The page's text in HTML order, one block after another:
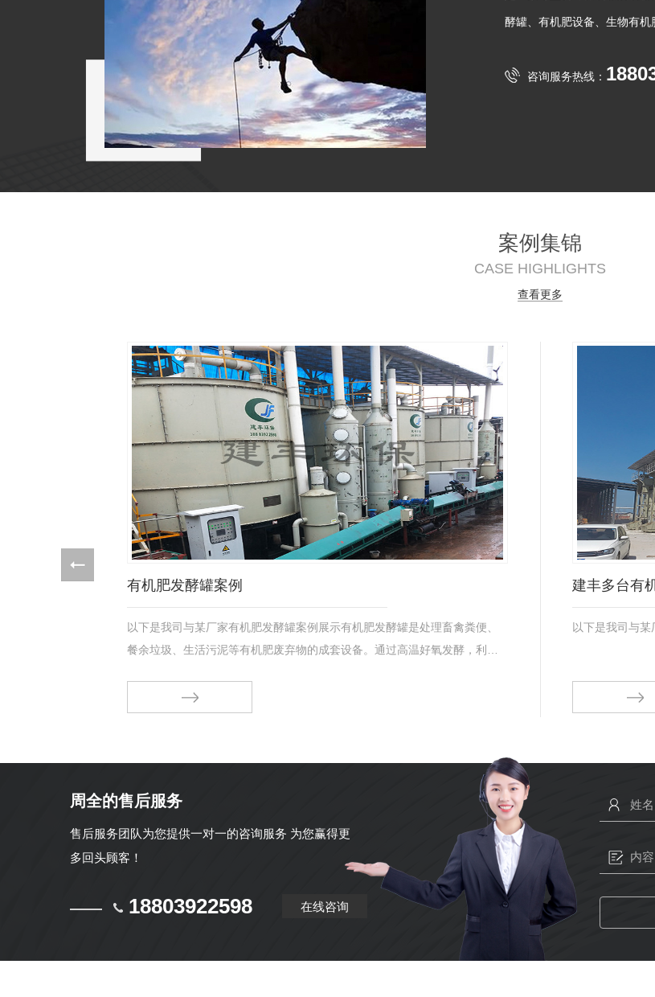
酵罐、有机肥设备、生物有机
咨询服务热线：
案例集锦
CASE HIGHLIGHTS
查看更多
有机肥发酵罐案例
以下是我司与某厂家有机肥发酵罐案例展示有机肥发酵罐是处理畜禽粪便、
餐余垃圾、生活污泥等有机肥废弃物的成套设备。通过高温好氧发酵，利用
建丰多台有
以下是我司与
周全的售后服务
售后服务团队为您提供一对一的咨询服务 为您赢得更
多回头顾客！
18803922598 在线咨询